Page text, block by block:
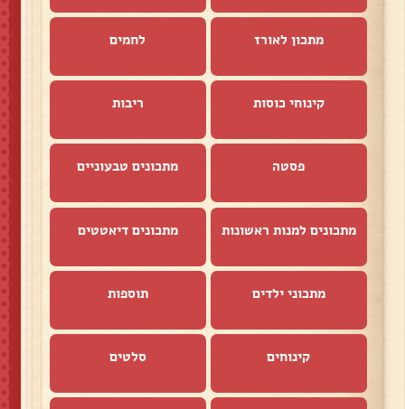
מתכון לאורז לחמים
קינוחי כוסות ריבות
פסטה מתכונים טבעוניים
מתכונים למנות ראשונות מתכונים דיאטטים
מתכוני ילדים תוספות
קינוחים סלטים